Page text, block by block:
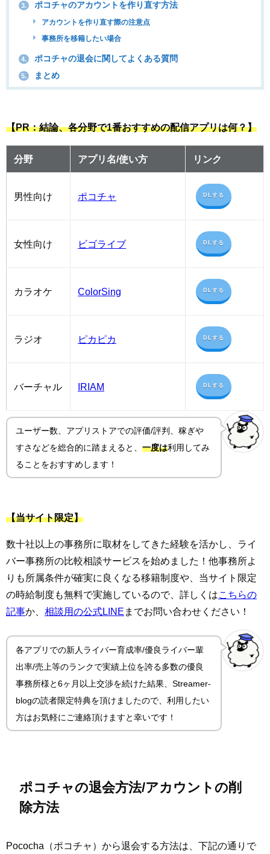
3. ポコチャのアカウントを作り直す方法
アカウントを作り直す際の注意点
事務所を移籍したい場合
4. ポコチャの退会に関してよくある質問
5. まとめ
【PR：結論、各分野で1番おすすめの配信アプリは何？】
分野 アプリ名/使い方 リンク
男性向け ポコチャ DLする
女性向け ビゴライブ DLする
カラオケ ColorSing DLする
ラジオ ピカピカ DLする
バーチャル IRIAM DLする
ユーザー数、アプリストアでの評価/評判、稼ぎや
すさ などを総合的に踏まえると、一度は利用してみ
ることをおすすめします！
【当サイト限定】
数十社以上の事務所に取材をしてきた経験を活かし、ライ
バー事務所の比較相談サービスを始めました！他事務所よ
りも所属条件が確実に良くなる移籍制度や、当サイト限定
の時給制度も無料で実施しているので、詳しくはこちらの
記事か、 相談用の公式LINE までお問い合わせください！
各アプリでの新人ライバー育成率/優良ライバー輩
出率/売上等のランクで実績上位を誇る多数の優良
事務所様と6ヶ月以上交渉を続けた結果、Streamer-
blogの読者限定特典を頂けましたので、利用したい
方はお気軽にご連絡頂けますと幸いです！
ポコチャの退会方法/アカウントの削
除方法
Pococha（ポコチャ）から退会する方法は、下記の通りで